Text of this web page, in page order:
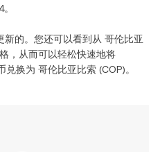
。
新的。您还可以看到从 哥伦比亚
，从而可以轻松快速地将
兑换为 哥伦比亚比索 (COP)。